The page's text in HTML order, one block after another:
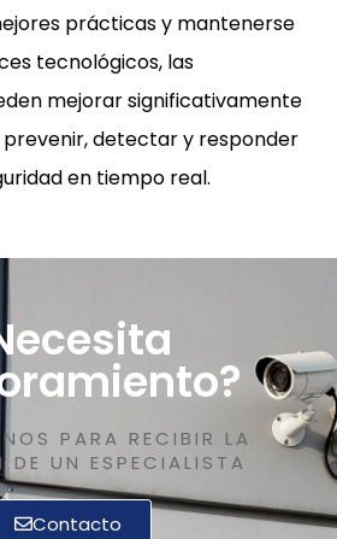
prácticas y mantenerse
tecnológicos, las
mejorar significativamente
detectar y responder
en tiempo real.
PARA RECIBIR LA
DE UN ESPECIALISTA
Contacto